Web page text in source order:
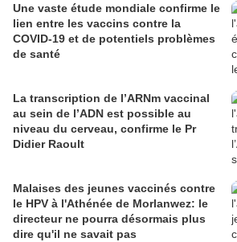
Une vaste étude mondiale confirme le
lien entre les vaccins contre la
COVID-19 et de potentiels problèmes
de santé
La transcription de l’ARNm vaccinal
au sein de l’ADN est possible au
niveau du cerveau, confirme le Pr
Didier Raoult
Malaises des jeunes vaccinés contre
le HPV à l'Athénée de Morlanwez: le
directeur ne pourra désormais plus
dire qu'il ne savait pas